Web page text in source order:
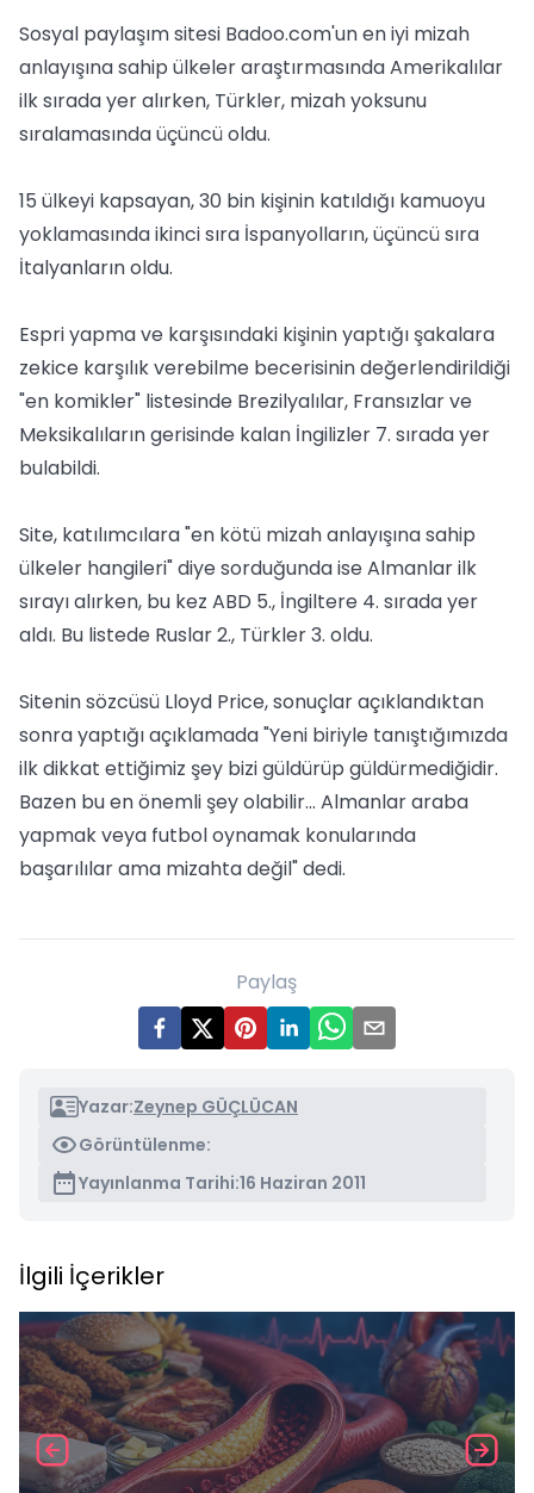
Sosyal paylaşım sitesi Badoo.com'un en iyi mizah
anlayışına sahip ülkeler araştırmasında Amerikalılar
ilk sırada yer alırken, Türkler, mizah yoksunu
sıralamasında üçüncü oldu.
15 ülkeyi kapsayan, 30 bin kişinin katıldığı kamuoyu
yoklamasında ikinci sıra İspanyolların, üçüncü sıra
İtalyanların oldu.
Espri yapma ve karşısındaki kişinin yaptığı şakalara
zekice karşılık verebilme becerisinin değerlendirildiği
"en komikler" listesinde Brezilyalılar, Fransızlar ve
Meksikalıların gerisinde kalan İngilizler 7. sırada yer
bulabildi.
Site, katılımcılara "en kötü mizah anlayışına sahip
ülkeler hangileri" diye sorduğunda ise Almanlar ilk
sırayı alırken, bu kez ABD 5., İngiltere 4. sırada yer
aldı. Bu listede Ruslar 2., Türkler 3. oldu.
Sitenin sözcüsü Lloyd Price, sonuçlar açıklandıktan
sonra yaptığı açıklamada "Yeni biriyle tanıştığımızda
ilk dikkat ettiğimiz şey bizi güldürüp güldürmediğidir.
Bazen bu en önemli şey olabilir... Almanlar araba
yapmak veya futbol oynamak konularında
başarılılar ama mizahta değil" dedi.
Paylaş
Yazar:Zeynep GÜÇLÜCAN
Görüntülenme:
Yayınlanma Tarihi:16 Haziran 2011
İlgili İçerikler